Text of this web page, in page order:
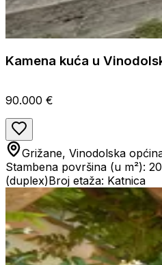
Kamena kuća u
90.000 €
Grižane, Vinodolska
Stambena površina (u m²):
(duplex)Broj etaža: Katnica